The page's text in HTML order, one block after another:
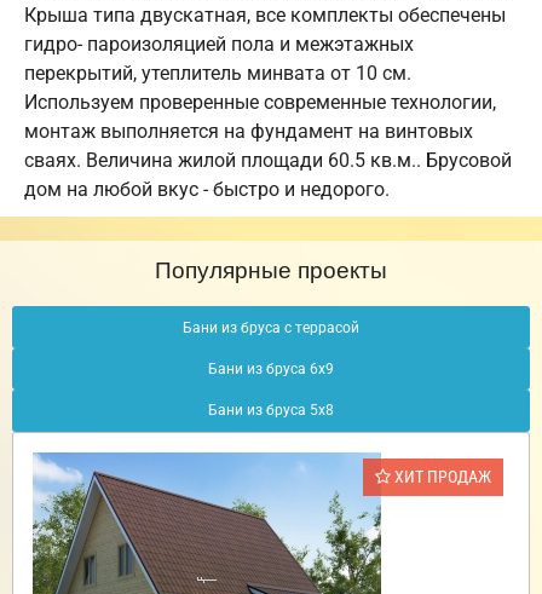
Крыша типа двускатная, все комплекты обеспечены
гидро- пароизоляцией пола и межэтажных
перекрытий, утеплитель минвата от 10 см.
Используем проверенные современные технологии,
монтаж выполняется на фундамент на винтовых
сваях. Величина жилой площади 60.5 кв.м.. Брусовой
дом на любой вкус - быстро и недорого.
Популярные проекты
Бани из бруса с террасой
Бани из бруса 6х9
Бани из бруса 5х8
ХИТ ПРОДАЖ